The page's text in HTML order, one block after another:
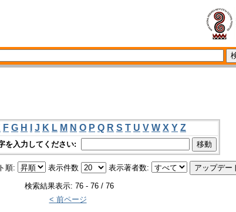
F G H J K L M N O P Q R S T U V W X Y Z
を入力してください:
順: 表示件数 表示著者数:
検索結果表示: 76 - 76 / 76
< 前ページ